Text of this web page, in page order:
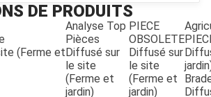
JOUET
DE PRODUITS
(Ferme et
Analyse Top
Pièces
Diffusé sur
le site
(Ferme et
jardin)
PIECE
OBSOLETE
Diffusé sur
le site
(Ferme et
jardin)